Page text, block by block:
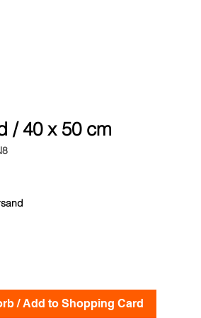
/ 40 x 50 cm
/ Add to Shopping Card